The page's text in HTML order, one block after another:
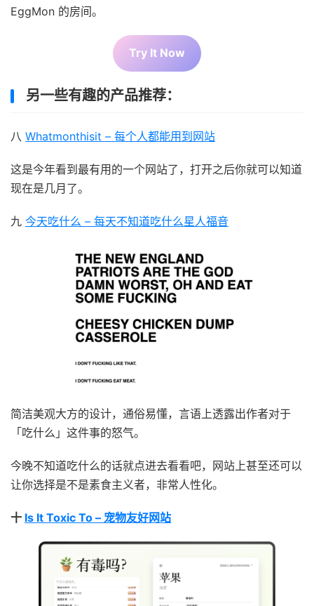
EggMon 的房间。
Try It Now
另一些有趣的产品推荐：
八 Whatmonthisit – 每个人都能用到网站
这是今年看到最有用的一个网站了，打开之后你就可以知道
现在是几月了。
九 今天吃什么 – 每天不知道吃什么星人福音
简洁美观大方的设计，通俗易懂，言语上透露出作者对于
「吃什么」这件事的怒气。
今晚不知道吃什么的话就点进去看看吧，网站上甚至还可以
让你选择是不是素食主义者，非常人性化。
十 Is It Toxic To – 宠物友好网站